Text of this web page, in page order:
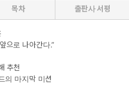
목차 출판사 서평
으로 나아간다.”
추천
의 마지막 미션